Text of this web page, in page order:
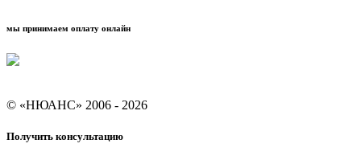
мы принимаем оплату онлайн
© «НЮАНС» 2006 - 2026
Получить консультацию